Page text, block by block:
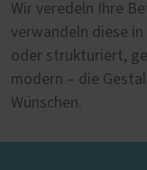
Wir veredeln Ihre
verwandeln diese
oder strukturiert,
modern – die
Wünschen.